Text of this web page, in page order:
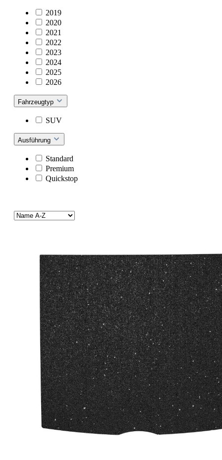
2019
2020
2021
2022
2023
2024
2025
2026
Fahrzeugtyp
SUV
Ausführung
Standard
Premium
Quickstop